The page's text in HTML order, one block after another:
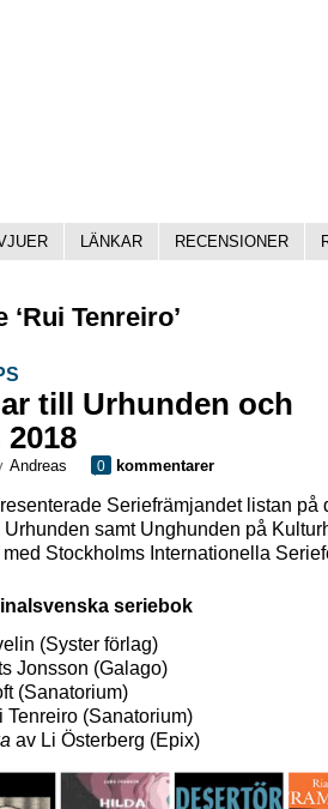
LÄNKAR RECENSIONER
Tenreiro’
till Urhunden och
Andreas 0 kommentarer
Seriefrämjandet listan på
samt Unghunden på
Stockholms Internationella
seriebok
(Syster förlag)
Jonsson (Galago)
(Sanatorium)
(Sanatorium)
av Li Österberg (Epix)